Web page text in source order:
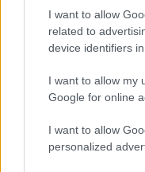
I want to allow
related to
device identifiers in
I want to allow my
Google for online
I want to allow
personalized
À lire aussi